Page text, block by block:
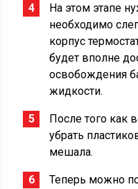
На этом этапе
необходимо
корпус
будет вполне
освобождения
жидкости.
После того как
убрать
мешала.
Теперь можно